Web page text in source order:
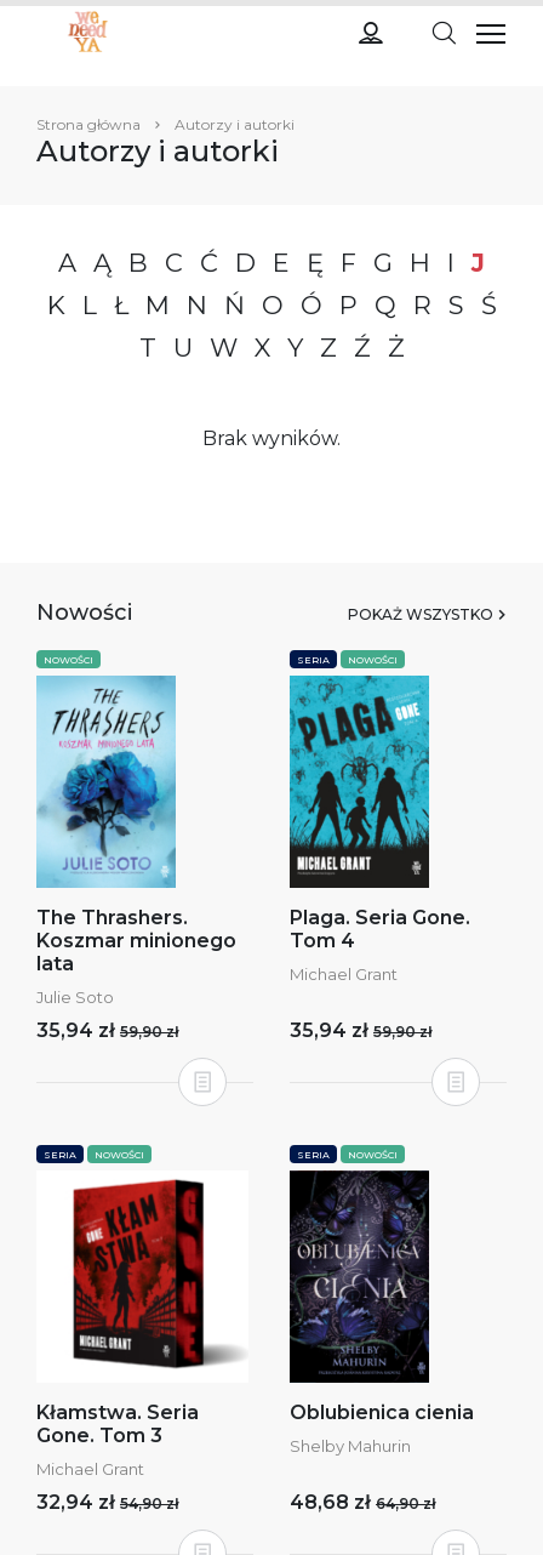
Strona główna Autorzy i autorki
Autorzy i autorki
A Ą B C Ć D E Ę F G H I
J
K
L Ł M N Ń O Ó P Q R S
Ś
T
U W X Y Z Ź Ż
Brak wyników.
Nowości POKAŻ WSZYSTKO
NOWOŚCI
The Thrashers.
Koszmar minionego
lata
Julie Soto
35,94 zł 59,90 zł
SERIA NOWOŚCI
Plaga. Seria Gone.
Tom 4
Michael Grant
35,94 zł 59,90 zł
SERIA NOWOŚCI
Kłamstwa. Seria
Gone. Tom 3
Michael Grant
32,94 zł 54,90 zł
SERIA NOWOŚCI
Oblubienica cienia
Shelby Mahurin
48,68 zł 64,90 zł